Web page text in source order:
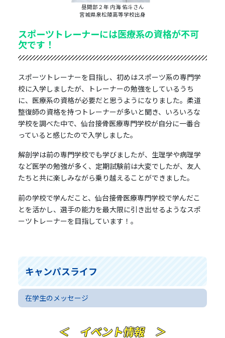
昼間部２年 内海 佑斗さん
宮城県泉松陵高等学校出身
スポーツトレーナーには医療系の資格が不可
欠です！
スポーツトレーナーを目指し、初めはスポーツ系の専門学
校に入学しましたが、トレーナーの勉強をしているうち
に、医療系の資格が必要だと思うようになりました。柔道
整復師の資格を持つトレーナーが多いと聞き、いろいろな
学校を調べた中で、仙台接骨医療専門学校が自分に一番合
っていると感じたので入学しました。
解剖学は前の専門学校でも学びましたが、生理学や病理学
など医学の勉強が多く、定期試験前は大変でしたが、友人
たちと共に楽しみながら乗り越えることができました。
前の学校で学んだこと、仙台接骨医療専門学校で学んだこ
とを活かし、選手の能力を最大限に引き出せるようなスポ
ーツトレーナーを目指しています！。
キャンパスライフ
在学生のメッセージ